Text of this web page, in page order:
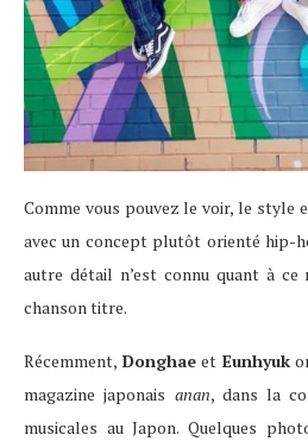
Comme vous pouvez le voir, le
avec un concept plutôt orienté hip-
autre détail n’est connu quant à
chanson titre.
Récemment, Donghaeet Eunhyuk
magazine japonais anan, dans la
musicales au Japon. Quelques